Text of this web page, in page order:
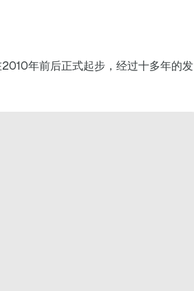
年前后正式起步，经过十多年的发